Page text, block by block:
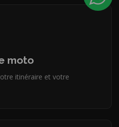
moto
itinéraire et votre